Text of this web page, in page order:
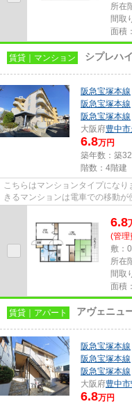
所在
間取
面積
賃貸｜マンション シプレハ
阪急宝塚本線
阪急宝塚本線
阪急宝塚本線
大阪府豊中市
6.8万円
築年数：築
階数：4階建
こちらはマンションタイプにな
きるマンションは電車での移動
6.8
(管理
敷：
所在
間取
面積
賃貸｜アパート アヴェニュ
阪急宝塚本線
阪急宝塚本線
阪急宝塚本線
大阪府豊中市
6.8万円